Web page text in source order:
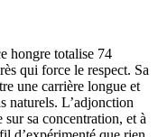
hongre totalise 74
qui force le respect. Sa
une carrière longue et
naturels. L’adjonction
sa concentration, et à